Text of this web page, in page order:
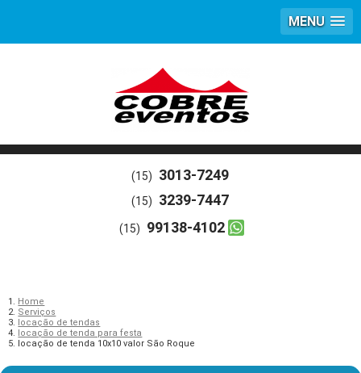
MENU
(15) 3013-7249
(15) 3239-7447
(15) 99138-4102
Home
Serviços
locação de tendas
locação de tenda para festa
locação de tenda 10x10 valor São Roque